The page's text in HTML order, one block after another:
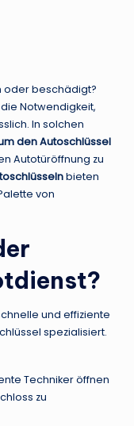
oder beschädigt?
Notwendigkeit,
In solchen
den Autoschlüssel
Autotüröffnung zu
bieten
von
und effiziente
spezialisiert.
Techniker öffnen
zu